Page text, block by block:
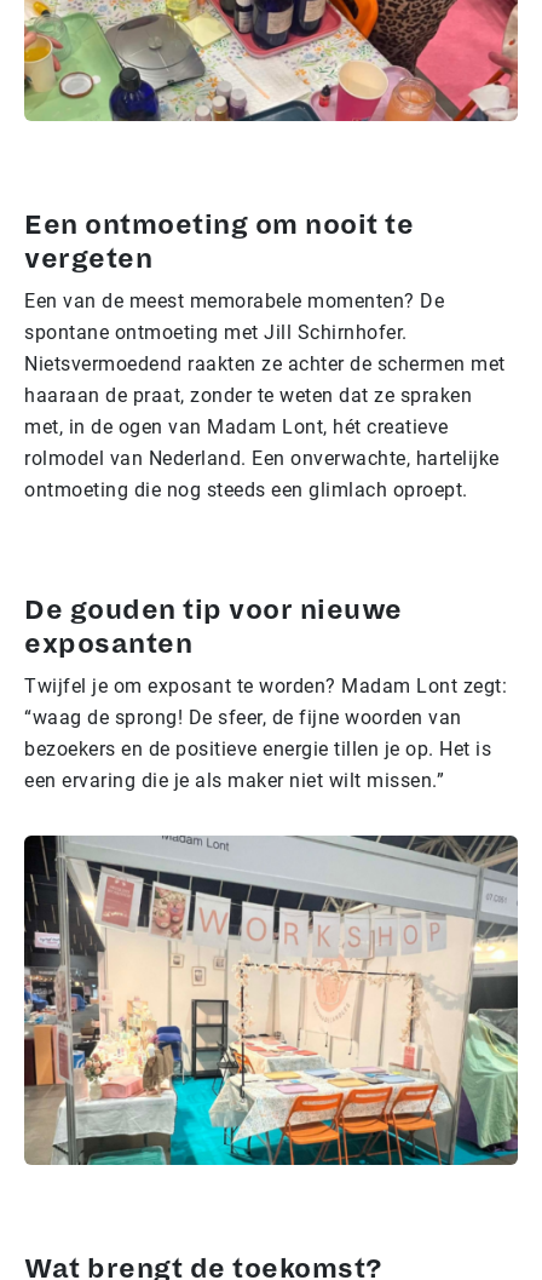
Een ontmoeting om nooit te
vergeten
Een van de meest memorabele momenten? De
spontane ontmoeting met Jill Schirnhofer.
Nietsvermoedend raakten ze achter de schermen met
haaraan de praat, zonder te weten dat ze spraken
met, in de ogen van Madam Lont, hét creatieve
rolmodel van Nederland. Een onverwachte, hartelijke
ontmoeting die nog steeds een glimlach oproept.
De gouden tip voor nieuwe
exposanten
Twijfel je om exposant te worden? Madam Lont zegt:
“waag de sprong! De sfeer, de fijne woorden van
bezoekers en de positieve energie tillen je op. Het is
een ervaring die je als maker niet wilt missen.”
Wat brengt de toekomst?